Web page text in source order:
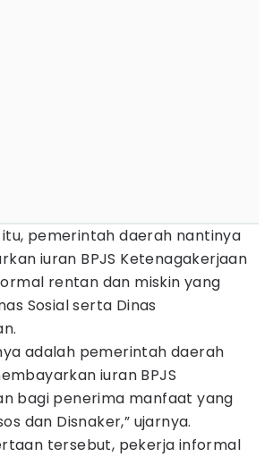
itu, pemerintah daerah nantinya
iuran BPJS Ketenagakerjaan
rentan dan miskin yang
Sosial serta Dinas
adalah pemerintah daerah
iuran BPJS
bagi penerima manfaat yang
dan Disnaker,” ujarnya.
tersebut, pekerja informal